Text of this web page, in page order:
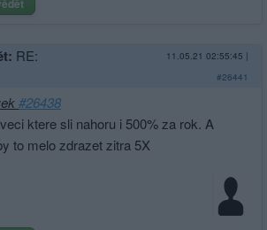
RE: 11.05.21 02:55:45 |
#26441
#26438
ktere sli nahoru i 500% za rok. A
to melo zdrazet zitra 5X